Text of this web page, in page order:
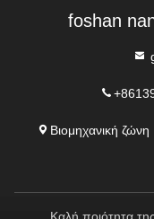
foshan
Βιομηχανική